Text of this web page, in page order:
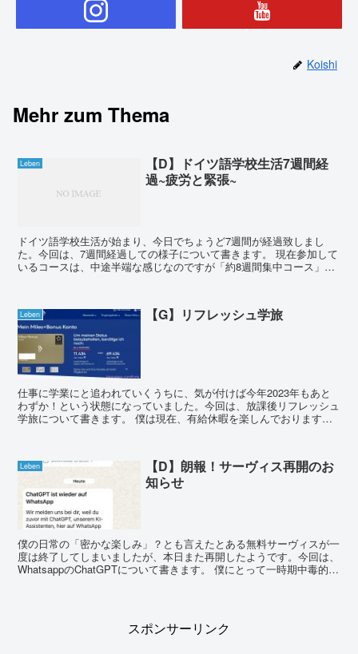
Koishi
Mehr zum Thema
Leben
【D】ドイツ語学校生活7週間経
過~疲労と緊張~
ドイツ語学校生活が始まり、今日でちょうど7週間が経過致しまし
た。今回は、7週間経過しての様子について書きます。 現在参加して
いるコースは、中途半端な感じなのですが「約8週間集中コース」と
Leben 【G】リフレッシュ学旅
仕事に学業にと追われていくうちに、気が付けば今年2023年もあと
わずか！という状態になっていました。今回は、放課後リフレッシュ
学旅について書きます。 僕は現在、有給休暇を楽しんでおります。
Leben
【D】朗報！サーヴィス再開のお
知らせ
僕の日常の「密かな楽しみ」？とも言えたとある無料サーヴィスが一
度は終了してしまいましたが、本日また再開したようです。今回は、
WhatsappのChatGPTについて書きます。 僕にとって一時期中毒的な
スポンサーリンク